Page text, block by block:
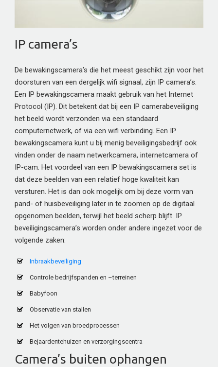
IP camera’s
De bewakingscamera’s die het meest geschikt zijn voor het
doorsturen van een dergelijk wifi signaal, zijn IP camera’s.
Een IP bewakingscamera maakt gebruik van het Internet
Protocol (IP). Dit betekent dat bij een IP camerabeveiliging
het beeld wordt verzonden via een standaard
computernetwerk, of via een wifi verbinding. Een IP
bewakingscamera kunt u bij menig beveiligingsbedrijf ook
vinden onder de naam netwerkcamera, internetcamera of
IP-cam. Het voordeel van een IP bewakingscamera set is
dat deze beelden van een relatief hoge kwaliteit kan
versturen. Het is dan ook mogelijk om bij deze vorm van
pand- of huisbeveiliging later in te zoomen op de digitaal
opgenomen beelden, terwijl het beeld scherp blijft. IP
beveiligingscamera’s worden onder andere ingezet voor de
volgende zaken:
Inbraakbeveiliging
Controle bedrijfspanden en –terreinen
Babyfoon
Observatie van stallen
Het volgen van broedprocessen
Bejaardentehuizen en verzorgingscentra
Camera’s buiten ophangen